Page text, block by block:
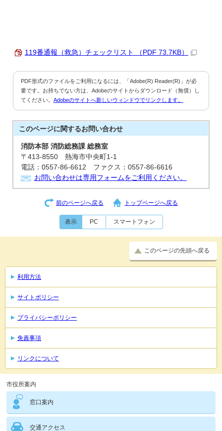
119番通報（救急）チェックリスト （PDF 73.7KB）
PDF形式のファイルをご利用になるには、「Adobe(R) Reader(R)」が必
要です。お持ちでない方は、Adobeのサイトからダウンロード（無償）し
てください。 Adobeのサイトへ新しいウィンドウでリンクします。
このページに関するお問い合わせ
消防本部 消防総務課 総務室
〒413-8550 熱海市中央町1-1
電話：0557-86-6612 ファクス：0557-86-6616
お問い合わせは専用フォームをご利用ください。
前のページへ戻る トップページへ戻る
表示 PC スマートフォン
このページの先頭へ戻る
利用方法
サイトポリシー
プライバシーポリシー
免責事項
リンクについて
市役所案内
窓口案内
交通アクセス